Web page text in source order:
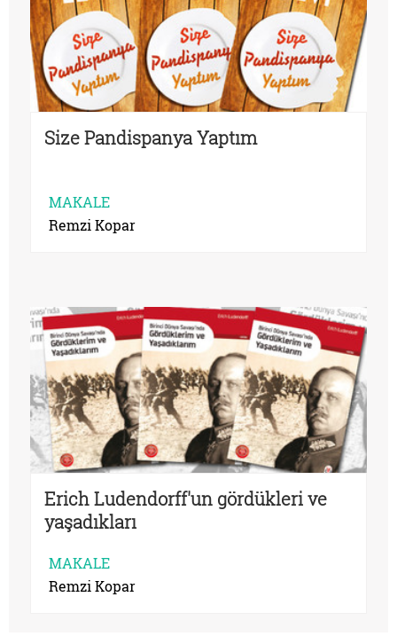
Size Pandispanya Yaptım
MAKALE
Remzi Kopar
Erich Ludendorff'un gördükleri ve
yaşadıkları
MAKALE
Remzi Kopar